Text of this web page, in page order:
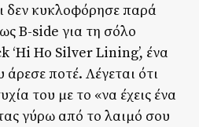
δεν κυκλοφόρησε παρά
B-side για τη σόλο
‘Hi Ho Silver Lining’, ένα
ποτέ. Λέγεται ότι
του με το «να έχεις ένα
γύρω από το λαιμό σου